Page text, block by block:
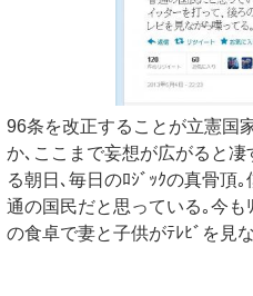
96条を改正することが立憲国
か､ここまで妄想が広がると
る朝日､毎日のﾛｼﾞｯｸの真骨頂
通の国民だと思っている｡今も
の食卓で妻と子供がﾃﾚﾋﾞを見